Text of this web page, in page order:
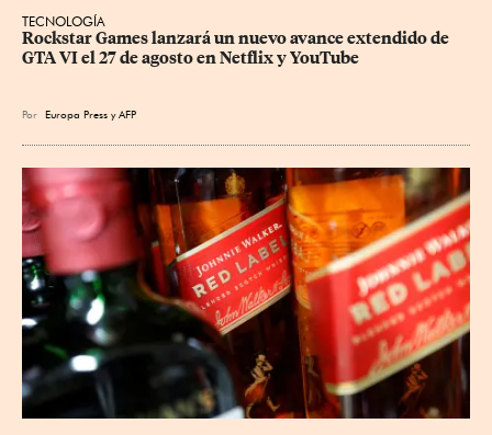
TECNOLOGÍA
Rockstar Games lanzará un nuevo avance extendido de
GTA VI el 27 de agosto en Netflix y YouTube
Por Europa Press yAFP